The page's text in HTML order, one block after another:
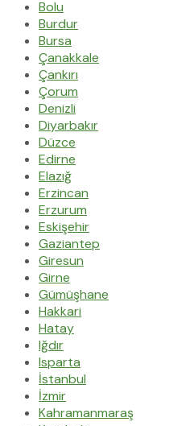
Bolu
Burdur
Bursa
Çanakkale
Çankırı
Çorum
Denizli
Diyarbakır
Düzce
Edirne
Elazığ
Erzincan
Erzurum
Eskişehir
Gaziantep
Giresun
Girne
Gümüşhane
Hakkari
Hatay
Iğdır
Isparta
İstanbul
İzmir
Kahramanmaraş